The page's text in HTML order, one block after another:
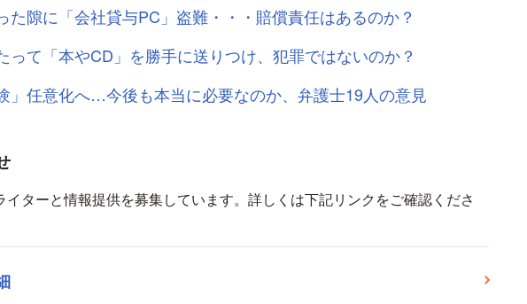
た隙に「会社貸与PC」盗難・・・賠償責任はあるのか？
って「本やCD」を勝手に送りつけ、犯罪ではないのか？
」任意化へ…今後も本当に必要なのか、弁護士19人の意見
ターと情報提供を募集しています。詳しくは下記リンクをご確認くださ